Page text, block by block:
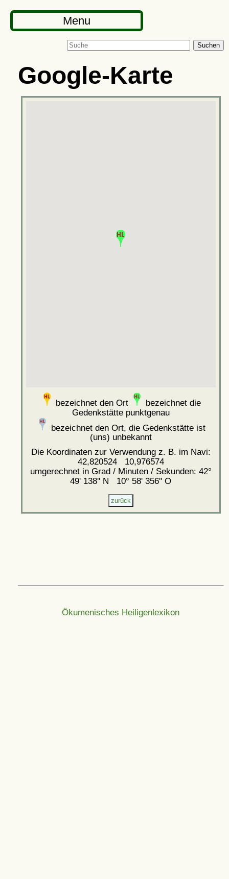
Menu
Suchen
Google-Karte
bezeichnet den Ort
bezeichnet die
Gedenkstätte punktgenau
bezeichnet den Ort, die Gedenkstätte ist
(uns) unbekannt
Die Koordinaten zur Verwendung z. B. im Navi:
42,820524 10,976574
umgerechnet in Grad / Minuten / Sekunden: 42°
49' 138'' N 10° 58' 356'' O
Ökumenisches Heiligenlexikon